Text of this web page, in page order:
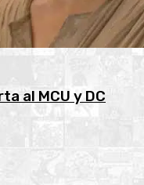
al MCU y DC